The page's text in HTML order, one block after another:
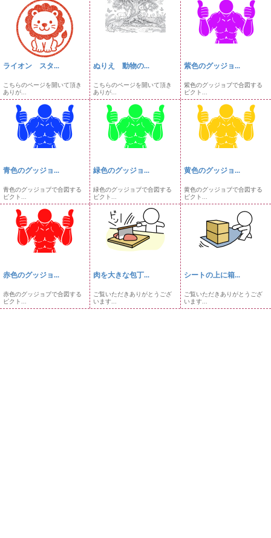
ライオン スタ...
こちらのページを開いて頂き
ありが...
ぬりえ 動物の...
こちらのページを開いて頂き
ありが...
紫色のグッジョ...
紫色のグッジョブで合図する
ピクト...
青色のグッジョ...
青色のグッジョブで合図する
ピクト...
緑色のグッジョ...
緑色のグッジョブで合図する
ピクト...
黄色のグッジョ...
黄色のグッジョブで合図する
ピクト...
赤色のグッジョ...
赤色のグッジョブで合図する
ピクト...
肉を大きな包丁...
ご覧いただきありがとうござ
います...
シートの上に箱...
ご覧いただきありがとうござ
います...